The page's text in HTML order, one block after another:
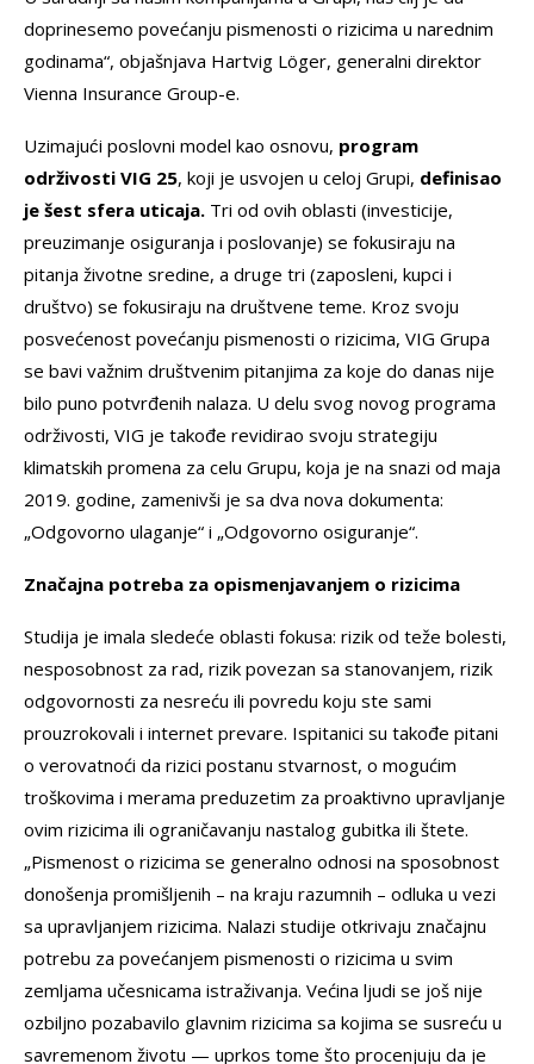
doprinesemo povećanju pismenosti o rizicima u narednim
godinama“, objašnjava Hartvig Löger, generalni direktor
Vienna Insurance Group-e.
Uzimajući poslovni model kao osnovu, program
održivosti VIG 25, koji je usvojen u celoj Grupi, definisao
je šest sfera uticaja. Tri od ovih oblasti (investicije,
preuzimanje osiguranja i poslovanje) se fokusiraju na
pitanja životne sredine, a druge tri (zaposleni, kupci i
društvo) se fokusiraju na društvene teme. Kroz svoju
posvećenost povećanju pismenosti o rizicima, VIG Grupa
se bavi važnim društvenim pitanjima za koje do danas nije
bilo puno potvrđenih nalaza. U delu svog novog programa
održivosti, VIG je takođe revidirao svoju strategiju
klimatskih promena za celu Grupu, koja je na snazi od maja
2019. godine, zamenivši je sa dva nova dokumenta:
„Odgovorno ulaganje“ i „Odgovorno osiguranje“.
Značajna potreba za opismenjavanjem o rizicima
Studija je imala sledeće oblasti fokusa: rizik od teže bolesti,
nesposobnost za rad, rizik povezan sa stanovanjem, rizik
odgovornosti za nesreću ili povredu koju ste sami
prouzrokovali i internet prevare. Ispitanici su takođe pitani
o verovatnoći da rizici postanu stvarnost, o mogućim
troškovima i merama preduzetim za proaktivno upravljanje
ovim rizicima ili ograničavanju nastalog gubitka ili štete.
„Pismenost o rizicima se generalno odnosi na sposobnost
donošenja promišljenih – na kraju razumnih – odluka u vezi
sa upravljanjem rizicima. Nalazi studije otkrivaju značajnu
potrebu za povećanjem pismenosti o rizicima u svim
zemljama učesnicama istraživanja. Većina ljudi se još nije
ozbiljno pozabavilo glavnim rizicima sa kojima se susreću u
savremenom životu — uprkos tome što procenjuju da je